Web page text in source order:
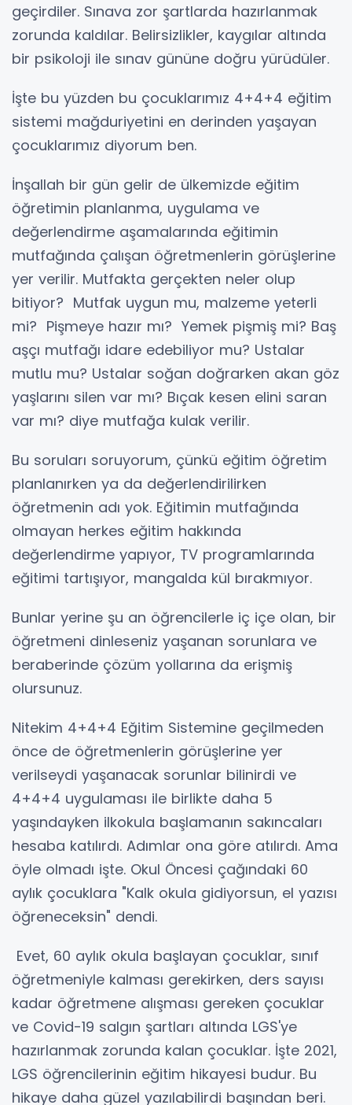
geçirdiler. Sınava zor şartlarda hazırlanmak
zorunda kaldılar. Belirsizlikler, kaygılar altında
bir psikoloji ile sınav gününe doğru yürüdüler.
İşte bu yüzden bu çocuklarımız 4+4+4 eğitim
sistemi mağduriyetini en derinden yaşayan
çocuklarımız diyorum ben.
İnşallah bir gün gelir de ülkemizde eğitim
öğretimin planlanma, uygulama ve
değerlendirme aşamalarında eğitimin
mutfağında çalışan öğretmenlerin görüşlerine
yer verilir. Mutfakta gerçekten neler olup
bitiyor? Mutfak uygun mu, malzeme yeterli
mi? Pişmeye hazır mı? Yemek pişmiş mi? Baş
aşçı mutfağı idare edebiliyor mu? Ustalar
mutlu mu? Ustalar soğan doğrarken akan göz
yaşlarını silen var mı? Bıçak kesen elini saran
var mı? diye mutfağa kulak verilir.
Bu soruları soruyorum, çünkü eğitim öğretim
planlanırken ya da değerlendirilirken
öğretmenin adı yok. Eğitimin mutfağında
olmayan herkes eğitim hakkında
değerlendirme yapıyor, TV programlarında
eğitimi tartışıyor, mangalda kül bırakmıyor.
Bunlar yerine şu an öğrencilerle iç içe olan, bir
öğretmeni dinleseniz yaşanan sorunlara ve
beraberinde çözüm yollarına da erişmiş
olursunuz.
Nitekim 4+4+4 Eğitim Sistemine geçilmeden
önce de öğretmenlerin görüşlerine yer
verilseydi yaşanacak sorunlar bilinirdi ve
4+4+4 uygulaması ile birlikte daha 5
yaşındayken ilkokula başlamanın sakıncaları
hesaba katılırdı. Adımlar ona göre atılırdı. Ama
öyle olmadı işte. Okul Öncesi çağındaki 60
aylık çocuklara "Kalk okula gidiyorsun, el yazısı
öğreneceksin" dendi.
Evet, 60 aylık okula başlayan çocuklar, sınıf
öğretmeniyle kalması gerekirken, ders sayısı
kadar öğretmene alışması gereken çocuklar
ve Covid-19 salgın şartları altında LGS'ye
hazırlanmak zorunda kalan çocuklar. İşte 2021,
LGS öğrencilerinin eğitim hikayesi budur. Bu
hikaye daha güzel yazılabilirdi başından beri.